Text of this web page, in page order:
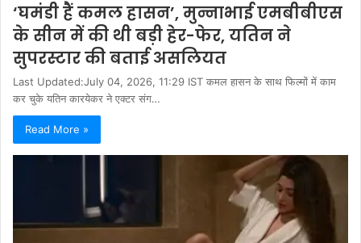
‘घमंडी हैं कमल हासन’, मुन्नाभाई एमबीबीएस
के सीन में की थी बड़ी हेर-फेर, यतिन ने
सुपरस्टार की बताई असलियत
Last Updated:July 04, 2026, 11:29 IST कमल हासन के साथ फिल्मों में काम
कर चुके यतिन कारयेकर ने एक्टर संग…
Read More »